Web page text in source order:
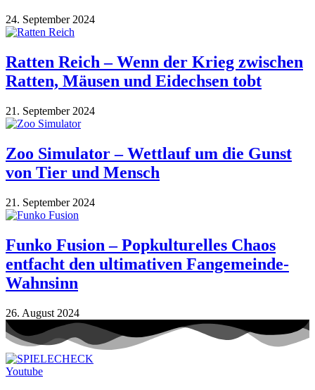
24. September 2024
Ratten Reich – Wenn der Krieg zwischen
Ratten, Mäusen und Eidechsen tobt
21. September 2024
Zoo Simulator – Wettlauf um die Gunst
von Tier und Mensch
21. September 2024
Funko Fusion – Popkulturelles Chaos
entfacht den ultimativen Fangemeinde-
Wahnsinn
26. August 2024
Youtube